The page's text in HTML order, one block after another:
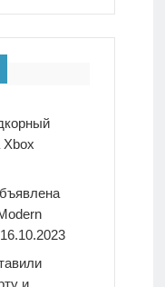
Xbox
16.10.2023